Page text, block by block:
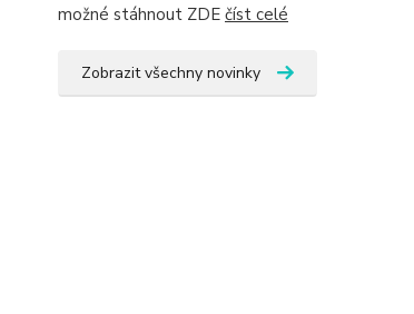
možné stáhnout ZDE číst celé
Zobrazit všechny novinky